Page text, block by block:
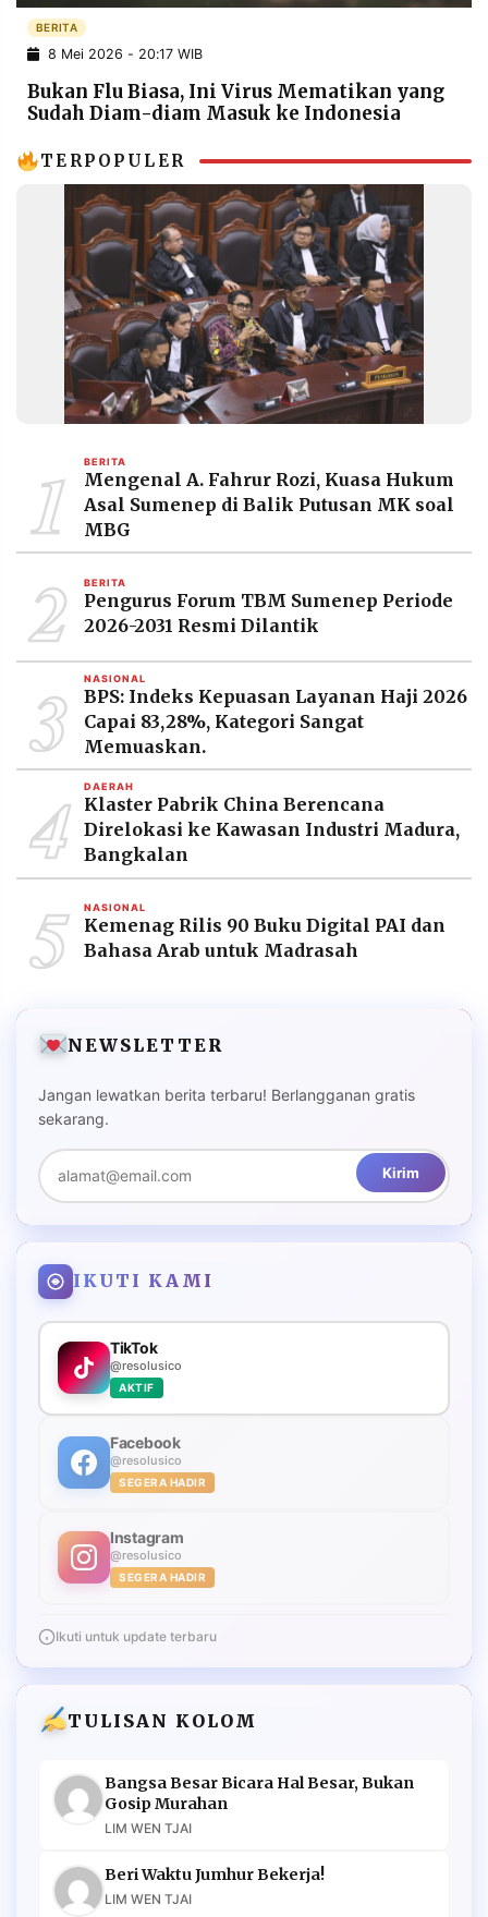
POLICY
INFORMASI KIRIM
PENGADUAN TERM
SERVICE
IKUTI
KAMI
RESOLUSI
MEDIA
PRAMUDITA
©
Resolusi.co
-
2026
RESOLUSI
MEDIA
PRAMUDITA
BERITA
8 Mei 2026 - 20:17 WIB
Bukan Flu Biasa, Ini Virus Mematikan yang
Sudah Diam-diam Masuk ke Indonesia
TERPOPULER
1 BERITA
Mengenal A. Fahrur Rozi, Kuasa Hukum
Asal Sumenep di Balik Putusan MK soal
MBG
2 BERITA
Pengurus Forum TBM Sumenep Periode
2026-2031 Resmi Dilantik
3 NASIONAL
BPS: Indeks Kepuasan Layanan Haji 2026
Capai 83,28%, Kategori Sangat
Memuaskan.
4 DAERAH
Klaster Pabrik China Berencana
Direlokasi ke Kawasan Industri Madura,
Bangkalan
5 NASIONAL
Kemenag Rilis 90 Buku Digital PAI dan
Bahasa Arab untuk Madrasah
NEWSLETTER
Jangan lewatkan berita terbaru! Berlangganan gratis
sekarang.
Kirim
IKUTI KAMI
TikTok
@resolusico
AKTIF
Facebook
@resolusico
SEGERA HADIR
Instagram
@resolusico
SEGERA HADIR
Ikuti untuk update terbaru
TULISAN KOLOM
Bangsa Besar Bicara Hal Besar, Bukan
Gosip Murahan
LIM WEN TJAI
Beri Waktu Jumhur Bekerja!
LIM WEN TJAI